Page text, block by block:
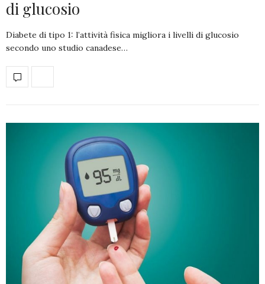
di glucosio
Diabete di tipo 1: l’attività fisica migliora i livelli di glucosio
secondo uno studio canadese…